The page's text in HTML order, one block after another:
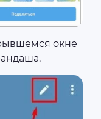
окне